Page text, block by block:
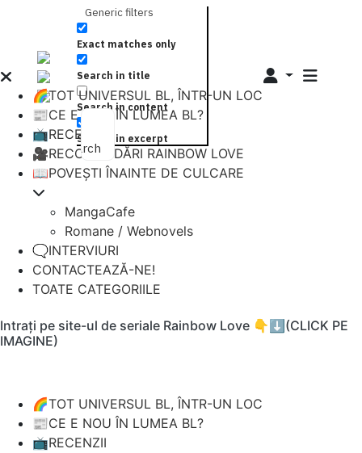
Search
Generic filters
Exact matches only
Search in title
Search in content
Search in excerpt
🌈TOT UNIVERSUL BL, ÎNTR-UN LOC
📰CE E NOU ÎN LUMEA BL?
📺RECENZII
🎥RECOMANDĂRI RAINBOW LOVE
📖POVEȘTI ÎNAINTE DE CULCARE
MangaCafe
Romane / Webnovels
🗨️INTERVIURI
CONTACTEAZĂ-NE!
TOATE CATEGORIILE
Intrați pe site-ul de seriale Rainbow Love 👇⬇️(CLICK PE
IMAGINE)
🌈TOT UNIVERSUL BL, ÎNTR-UN LOC
📰CE E NOU ÎN LUMEA BL?
📺RECENZII